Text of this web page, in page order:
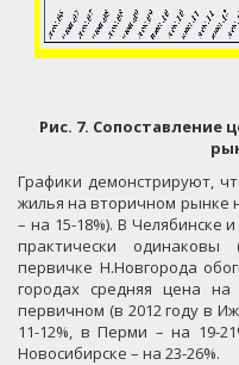
Рис. 7. Сопоставление
Графики демонстрируют,
жилья на вторичном рынке
– на 15-18%). В Челябинске
практически
первичке Н.Новгорода
городах средняя цена
первичном (в 2012 году в
11-12%, в Перми – на 19-
Новосибирске – на 23-26%.